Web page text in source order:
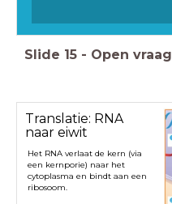
Slide 15 - Open vraag
Translatie: RNA
naar eiwit
Het RNA verlaat de kern (via
een kernporie) naar het
cytoplasma en bindt aan een
ribosoom.